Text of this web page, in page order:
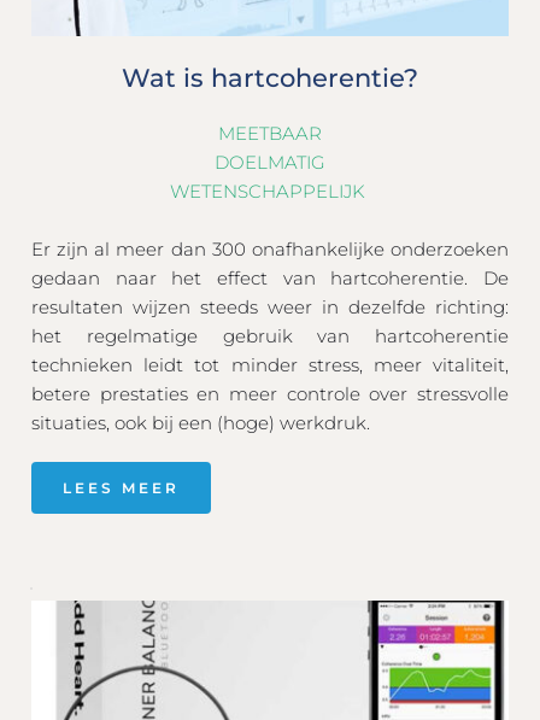
Wat is hartcoherentie?
MEETBAAR
DOELMATIG
WETENSCHAPPELIJK
Er zijn al meer dan 300 onafhankelijke onderzoeken
gedaan naar het effect van hartcoherentie. De
resultaten wijzen steeds weer in dezelfde richting:
het regelmatige gebruik van hartcoherentie
technieken leidt tot minder stress, meer vitaliteit,
betere prestaties en meer controle over stressvolle
situaties, ook bij een (hoge) werkdruk.
LEES MEER